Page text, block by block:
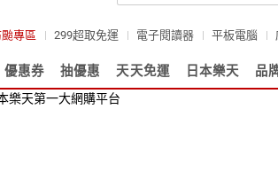
颱專區 299超取免運 電子閱讀器 平板電腦
優惠券 抽優惠 天天免運 日本樂天 品
樂天第一大網購平台